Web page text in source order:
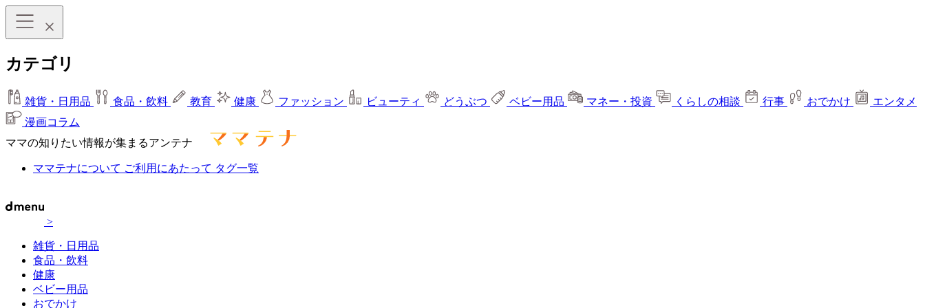
カテゴリ
雑貨・日用品 食品・飲料 教育 健康 ファッション ビューティ どうぶつ ベビー用品 マネー・投資 くらしの相談 行事 おでかけ
エンタメ
漫画コラム
ママの知りたい情報が集まるアンテナ
ママテナについて ご利用にあたって タグ一覧
>
雑貨・日用品
食品・飲料
健康
ベビー用品
おでかけ